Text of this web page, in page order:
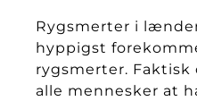
Rygsmerter i
hyppigst
rygsmerter. Faktisk
alle mennesker at